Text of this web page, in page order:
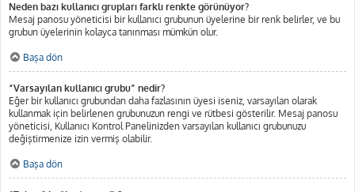
Neden bazı kullanıcı grupları farklı renkte görünüyor?
Mesaj panosu yöneticisi bir kullanıcı grubunun üyelerine bir renk belirler, ve bu
grubun üyelerinin kolayca tanınması mümkün olur.
Başa dön
“Varsayılan kullanıcı grubu” nedir?
Eğer bir kullanıcı grubundan daha fazlasının üyesi iseniz, varsayılan olarak
kullanmak için belirlenen grubunuzun rengi ve rütbesi gösterilir. Mesaj panosu
yöneticisi, Kullanıcı Kontrol Panelinizden varsayılan kullanıcı grubunuzu
değiştirmenize izin vermiş olabilir.
Başa dön